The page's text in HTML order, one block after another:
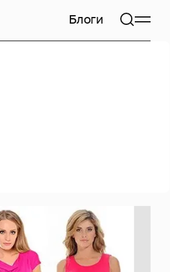
Блоги